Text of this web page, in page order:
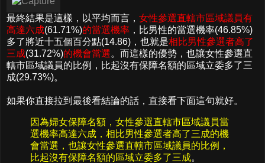
最終結果是這樣，以平均而言， 女性參選直轄市區域議員有
高達六成(61.71%)的當選機率 ，比男性的當選機率(46.85%)
多了將近十五個百分點(14.86)，也就是相比男性參選者高了
三成(31.72%)的機會當選。而這樣的優勢，也讓女性參選直
轄市區域議員的比例，比起沒有保障名額的區域立委多了三
成(29.73%)。
如果你直接拉到最後看結論的話，直接看下面這句就好。
因為婦女保障名額，女性參選直轄市區域議員當
選機率高達六成，相比男性參選者高了三成的機
會當選，也讓女性參選直轄市區域議員的比例，
比起沒有保障名額的區域立委多了三成。